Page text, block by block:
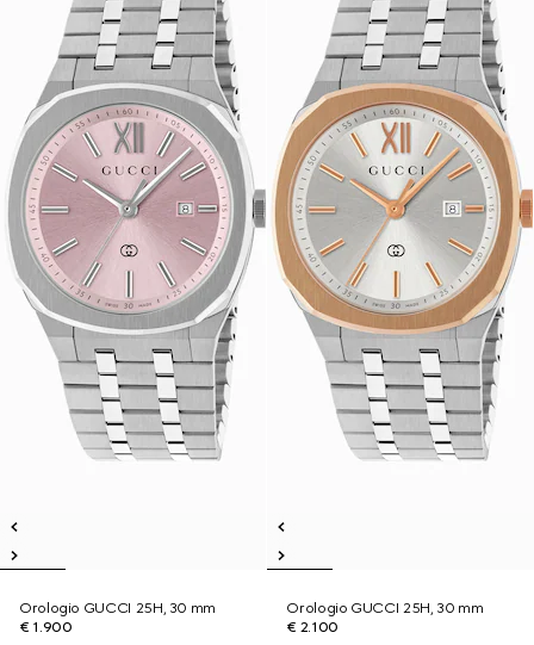
Orologio GUCCI 25H, 30 mm
€ 1.900
Orologio GUCCI 25H, 30 mm
€ 2.100